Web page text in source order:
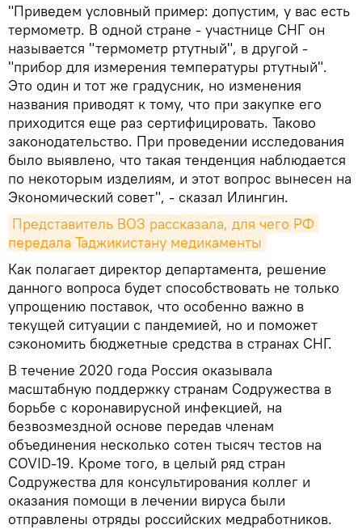
"Приведем условный пример: допустим, у вас есть
термометр. В одной стране - участнице СНГ он
называется "термометр ртутный", в другой -
"прибор для измерения температуры ртутный".
Это один и тот же градусник, но изменения
названия приводят к тому, что при закупке его
приходится еще раз сертифицировать. Таково
законодательство. При проведении исследования
было выявлено, что такая тенденция наблюдается
по некоторым изделиям, и этот вопрос вынесен на
Экономический совет", - сказал Илингин.
Представитель ВОЗ рассказала, для чего РФ
передала Таджикистану медикаменты
Как полагает директор департамента, решение
данного вопроса будет способствовать не только
упрощению поставок, что особенно важно в
текущей ситуации с пандемией, но и поможет
сэкономить бюджетные средства в странах СНГ.
В течение 2020 года Россия оказывала
масштабную поддержку странам Содружества в
борьбе с коронавирусной инфекцией, на
безвозмездной основе передав членам
объединения несколько сотен тысяч тестов на
COVID-19. Кроме того, в целый ряд стран
Содружества для консультирования коллег и
оказания помощи в лечении вируса были
отправлены отряды российских медработников.